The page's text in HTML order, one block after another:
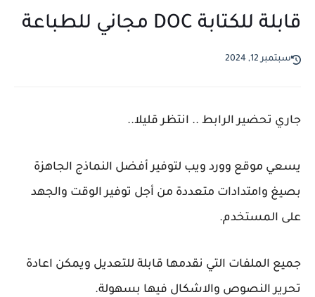
قابلة للكتابة DOC مجاني للطباعة
سبتمبر 12, 2024
جاري تحضير الرابط .. انتظر قليلا..
يسعي موقع وورد ويب لتوفير أفضل النماذج الجاهزة
بصيغ وامتدادات متعددة من أجل توفير الوقت والجهد
على المستخدم.
جميع الملفات التي نقدمها قابلة للتعديل ويمكن اعادة
تحرير النصوص والاشكال فيها بسهولة.